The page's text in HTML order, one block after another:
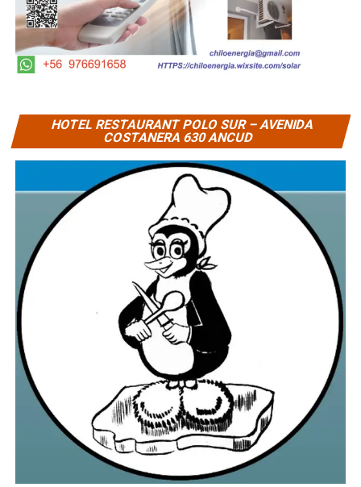
HOTEL RESTAURANT POLO SUR – AVENIDA
COSTANERA 630 ANCUD